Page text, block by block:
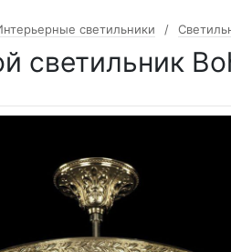
светильники
светильник